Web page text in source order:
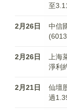
至
2月26日
中信
2月26日
上
淨利
2月21日
仙壇
過